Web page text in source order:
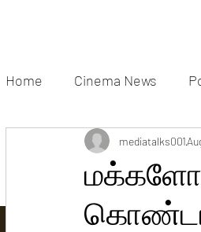
Home Cinema News
Movies Gallery
Tv news
mediatalks001